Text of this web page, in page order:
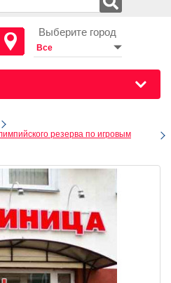
Выберите город
резерва по игровым